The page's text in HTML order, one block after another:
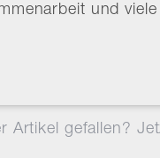
und
Artikel gefallen?